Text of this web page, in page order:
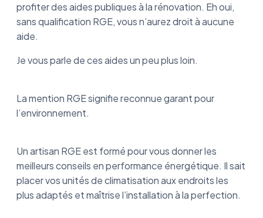
profiter des aides publiques à la rénovation. Eh oui,
sans qualification RGE, vous n’aurez droit à aucune
aide.
Je vous parle de ces aides un peu plus loin.
La mention RGE signifie reconnue garant pour
l’environnement.
Un artisan RGE est formé pour vous donner les
meilleurs conseils en performance énergétique. Il sait
placer vos unités de climatisation aux endroits les
plus adaptés et maîtrise l’installation à la perfection.